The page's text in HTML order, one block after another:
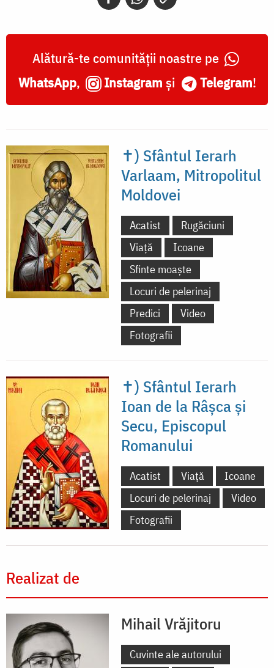
Alătură-te comunității noastre pe
WhatsApp, Instagram și Telegram!
✝) Sfântul Ierarh
Varlaam, Mitropolitul
Moldovei
Acatist
Rugăciuni
Viață
Icoane
Sfinte moaște
Locuri de pelerinaj
Predici
Video
Fotografii
✝) Sfântul Ierarh
Ioan de la Râșca și
Secu, Episcopul
Romanului
Acatist Viață
Icoane
Locuri de pelerinaj
Video
Fotografii
Realizat de
Mihail Vrăjitoru
Cuvinte ale autorului